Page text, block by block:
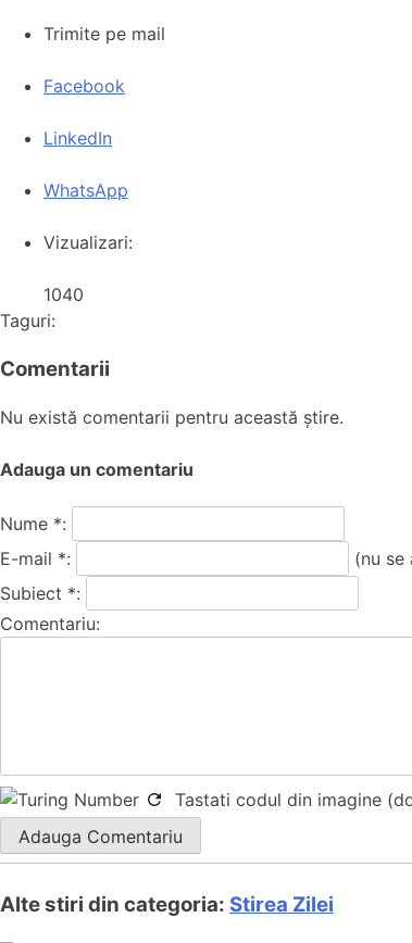
Trimite pe mail
Facebook
LinkedIn
WhatsApp
Vizualizari:
1040
Taguri:
Comentarii
Nu există comentarii pentru această știre.
Adauga un comentariu
Nume *:
E-mail *:
(nu se
Subiect *:
Comentariu:
Tastati codul din imagine
Alte stiri din categoria: Stirea Zilei